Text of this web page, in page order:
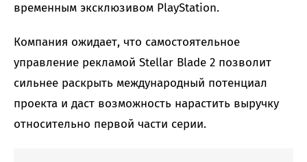
временным эксклюзивом PlayStation.
Компания ожидает, что самостоятельное
управление рекламой Stellar Blade 2 позволит
сильнее раскрыть международный потенциал
проекта и даст возможность нарастить выручку
относительно первой части серии.